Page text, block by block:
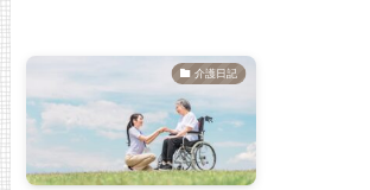
介護日記